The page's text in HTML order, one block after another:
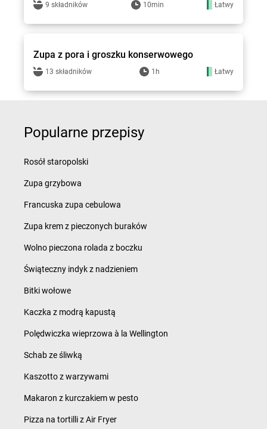
9 składników 10min Łatwy
Groszek - przepisy
Zupa z pora i groszku konserwowego
13 składników 1h Łatwy
Popularne przepisy
Rosół staropolski
Zupa grzybowa
Francuska zupa cebulowa
Zupa krem z pieczonych buraków
Wolno pieczona rolada z boczku
Świąteczny indyk z nadzieniem
Bitki wołowe
Kaczka z modrą kapustą
Polędwiczka wieprzowa à la Wellington
Schab ze śliwką
Kaszotto z warzywami
Makaron z kurczakiem w pesto
Pizza na tortilli z Air Fryer